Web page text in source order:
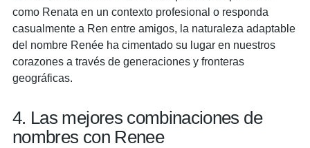
como Renata en un contexto profesional o responda
casualmente a Ren entre amigos, la naturaleza adaptable
del nombre Renée ha cimentado su lugar en nuestros
corazones a través de generaciones y fronteras
geográficas.
4. Las mejores combinaciones de
nombres con Renee